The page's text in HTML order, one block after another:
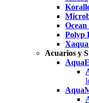
Polyp
Xaqua
Acuarios y